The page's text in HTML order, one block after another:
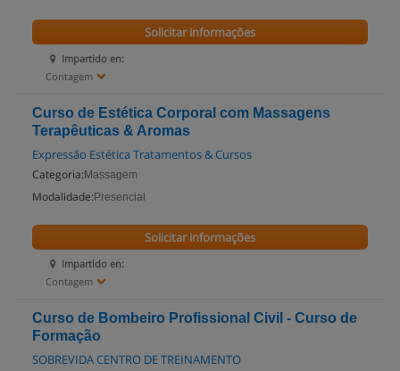
Impartido en:
Contagem
Solicitar informações
Curso de Estética Corporal com Massagens
Terapêuticas & Aromas
Expressão Estética Tratamentos & Cursos
Categoria: Massagem
Modalidade: Presencial
Impartido en:
Contagem
Solicitar informações
Curso de Bombeiro Profissional Civil - Curso de
Formação
SOBREVIDA CENTRO DE TREINAMENTO